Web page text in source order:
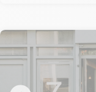
nécessitant un grand
Le terrain est
calme et verdoyant. Il
Pour plus